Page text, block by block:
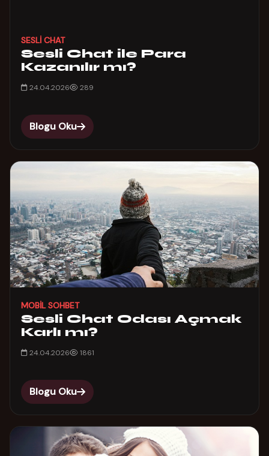
SESLI CHAT
Sesli Chat ile Para
Kazanılır mı?
24.04.2026 289
Blogu Oku
MOBIL SOHBET
Sesli Chat Odası Açmak
Karlı mı?
24.04.2026 1861
Blogu Oku